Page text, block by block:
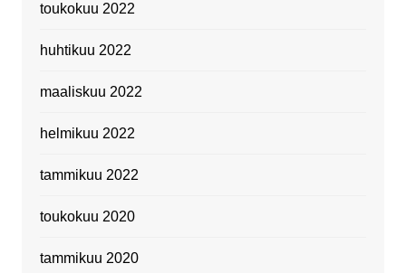
toukokuu 2022
huhtikuu 2022
maaliskuu 2022
helmikuu 2022
tammikuu 2022
toukokuu 2020
tammikuu 2020